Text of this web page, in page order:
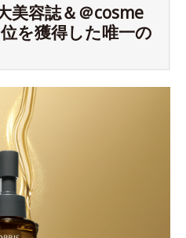
美容誌＆＠cosme
を獲得した唯一の